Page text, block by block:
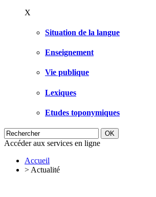
X
Situation de la langue
Enseignement
Vie publique
Lexiques
Etudes toponymiques
Accéder aux services en ligne
Accueil
> Actualité